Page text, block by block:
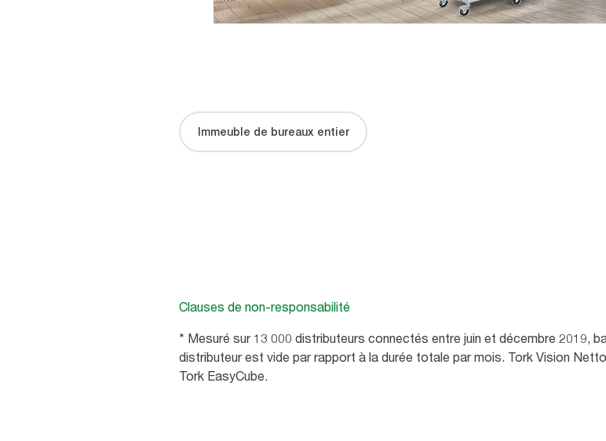
Immeuble de bureaux entier
Clauses de non-responsabilité
* Mesuré sur 13 000 distributeurs connectés entre juin et décembre 2019,
distributeur est vide par rapport à la durée totale par mois. Tork Vision
Tork EasyCube.